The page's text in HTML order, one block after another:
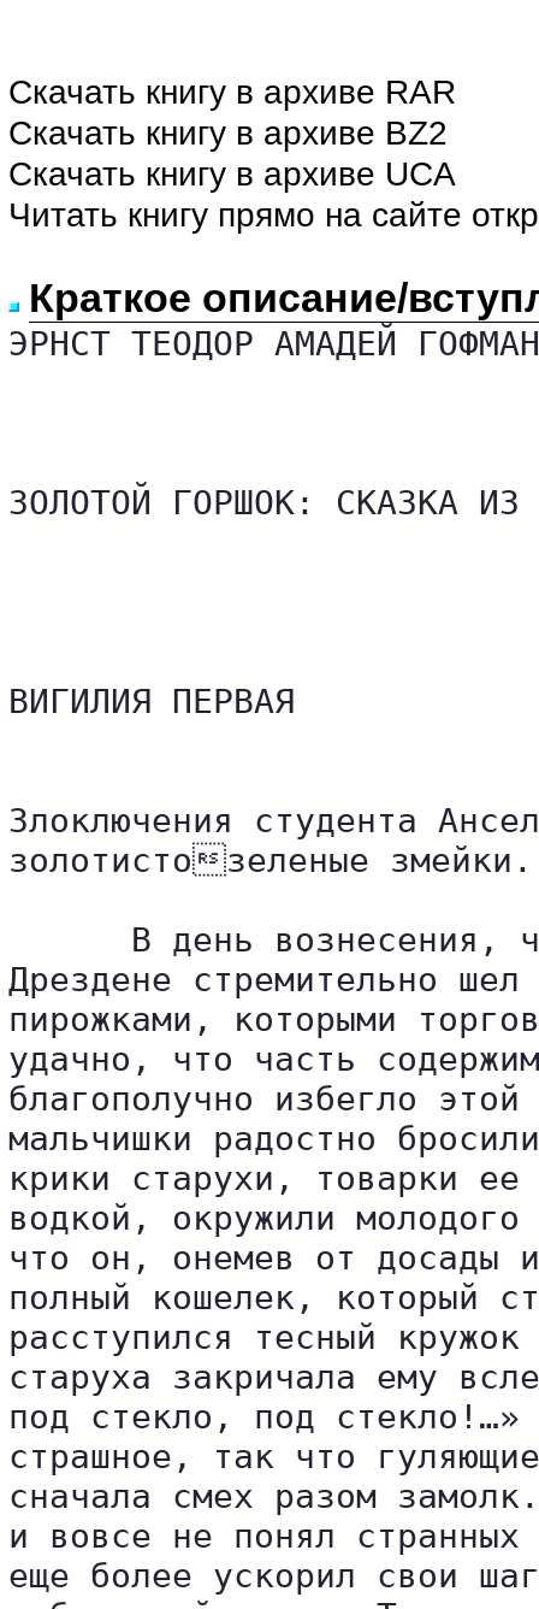
Скачать книгу в архиве RAR
Скачать книгу в архиве BZ2
Скачать книгу в архиве UCA
Читать книгу прямо на сайте
Краткое описание/
ЭРНСТ ТЕОДОР АМАДЕЙ ГОФМАН
ЗОЛОТОЙ ГОРШОК: СКАЗКА ИЗ
ВИГИЛИЯ ПЕРВАЯ
Злоключения студента
золотистозеленые
В день вознесения,
Дрездене стремительно
пирожками, которыми
удачно, что часть
благополучно избегло
мальчишки радостно
крики старухи, товарки
водкой, окружили
что он, онемев от досады
полный кошелек, который
расступился тесный
старуха закричала ему
под стекло, под
страшное, так что
сначала смех разом
и вовсе не понял
еще более ускорил свои